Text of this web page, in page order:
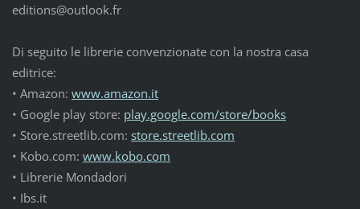
editions@outlook.fr
Di seguito le librerie convenzionate con la nostra casa
editrice:
• Amazon: www.amazon.it
• Google play store: play.google.com/store/books
• Store.streetlib.com: store.streetlib.com
• Kobo.com: www.kobo.com
• Librerie Mondadori
• Ibs.it